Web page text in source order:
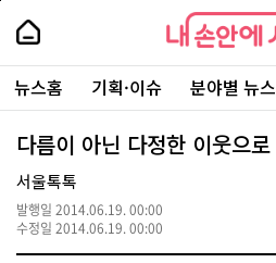
본
로
가
내
손
안
에
서
울
-
서
울
시
대
표
소
내
손
에
울
주
요
서
뉴스홈 기획·이슈 분야별 뉴스
다름이 아닌 다정한 이웃으로
서울톡톡
발행일 2014.06.19. 00:00
수정일 2014.06.19. 00:00
페
상
단
로